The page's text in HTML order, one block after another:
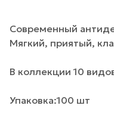
Современный
Мягкий, приятый,
В коллекции 10
Упаковка:100 шт